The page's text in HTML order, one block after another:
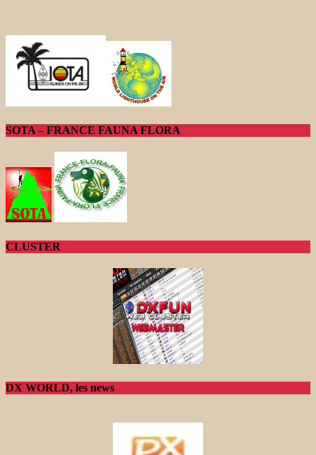
SOTA – FRANCE FAUNA FLORA
CLUSTER
DX WORLD, les news